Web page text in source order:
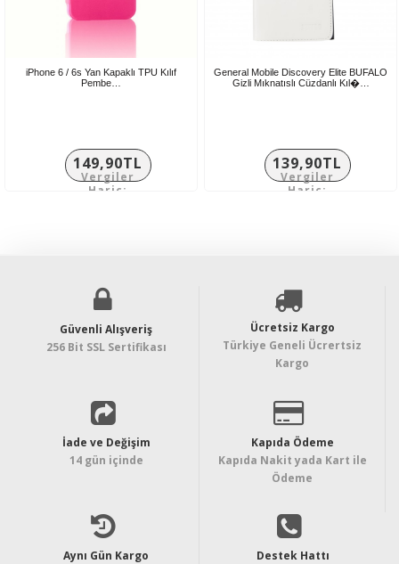
iPhone 6 / 6s Yan Kapaklı TPU Kılıf
Pembe…
149,90TL
Vergiler
Hariç:
General Mobile Discovery Elite BUFALO
Gizli Mıknatıslı Cüzdanlı Kıl�…
139,90TL
Vergiler
Hariç:
Güvenli Alışveriş
256 Bit SSL Sertifikası
Ücretsiz Kargo
Türkiye Geneli Ücrertsiz
Kargo
İade ve Değişim
14 gün içinde
Kapıda Ödeme
Kapıda Nakit yada Kart ile
Ödeme
Aynı Gün Kargo
Destek Hattı